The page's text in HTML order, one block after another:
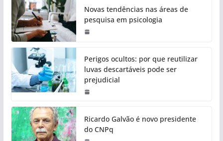
Novas tendências nas áreas de
pesquisa em psicologia
Perigos ocultos: por que reutilizar
luvas descartáveis pode ser
prejudicial
Ricardo Galvão é novo presidente
do CNPq